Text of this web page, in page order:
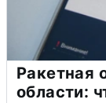
Ракетная
области: